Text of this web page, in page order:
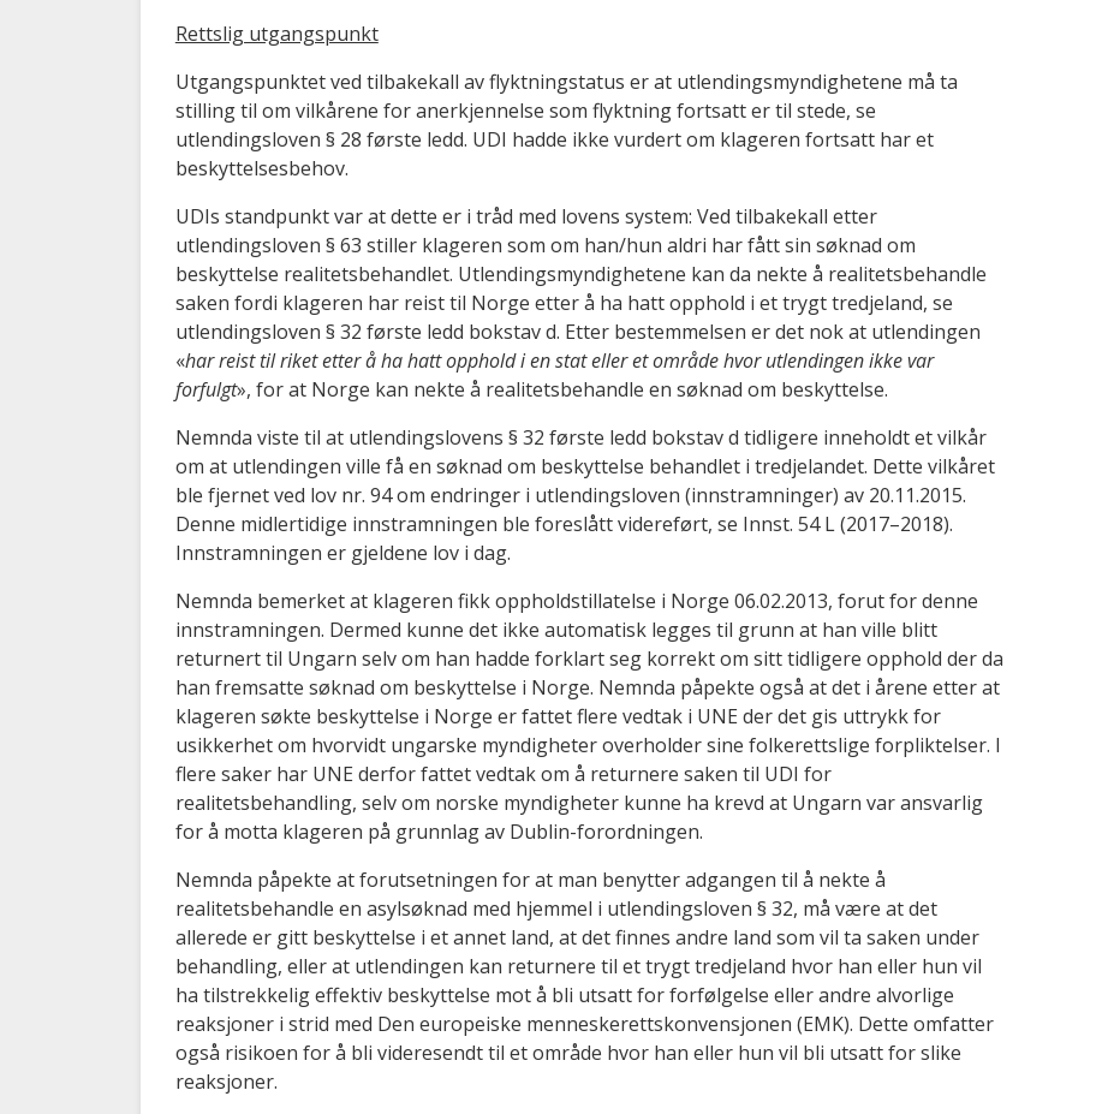
Rettslig utgangspunkt
Utgangspunktet ved tilbakekall av flyktningstatus er at utlendingsmyndighetene må ta
stilling til om vilkårene for anerkjennelse som flyktning fortsatt er til stede, se
utlendingsloven § 28 første ledd. UDI hadde ikke vurdert om klageren fortsatt har et
beskyttelsesbehov.
UDIs standpunkt var at dette er i tråd med lovens system: Ved tilbakekall etter
utlendingsloven § 63 stiller klageren som om han/hun aldri har fått sin søknad om
beskyttelse realitetsbehandlet. Utlendingsmyndighetene kan da nekte å realitetsbehandle
saken fordi klageren har reist til Norge etter å ha hatt opphold i et trygt tredjeland, se
utlendingsloven § 32 første ledd bokstav d. Etter bestemmelsen er det nok at utlendingen
«har reist til riket etter å ha hatt opphold i en stat eller et område hvor utlendingen ikke var
forfulgt», for at Norge kan nekte å realitetsbehandle en søknad om beskyttelse.
Nemnda viste til at utlendingslovens § 32 første ledd bokstav d tidligere inneholdt et vilkår
om at utlendingen ville få en søknad om beskyttelse behandlet i tredjelandet. Dette vilkåret
ble fjernet ved lov nr. 94 om endringer i utlendingsloven (innstramninger) av 20.11.2015.
Denne midlertidige innstramningen ble foreslått videreført, se Innst. 54 L (2017–2018).
Innstramningen er gjeldene lov i dag.
Nemnda bemerket at klageren fikk oppholdstillatelse i Norge 06.02.2013, forut for denne
innstramningen. Dermed kunne det ikke automatisk legges til grunn at han ville blitt
returnert til Ungarn selv om han hadde forklart seg korrekt om sitt tidligere opphold der da
han fremsatte søknad om beskyttelse i Norge. Nemnda påpekte også at det i årene etter at
klageren søkte beskyttelse i Norge er fattet flere vedtak i UNE der det gis uttrykk for
usikkerhet om hvorvidt ungarske myndigheter overholder sine folkerettslige forpliktelser. I
flere saker har UNE derfor fattet vedtak om å returnere saken til UDI for
realitetsbehandling, selv om norske myndigheter kunne ha krevd at Ungarn var ansvarlig
for å motta klageren på grunnlag av Dublin-forordningen.
Nemnda påpekte at forutsetningen for at man benytter adgangen til å nekte å
realitetsbehandle en asylsøknad med hjemmel i utlendingsloven § 32, må være at det
allerede er gitt beskyttelse i et annet land, at det finnes andre land som vil ta saken under
behandling, eller at utlendingen kan returnere til et trygt tredjeland hvor han eller hun vil
ha tilstrekkelig effektiv beskyttelse mot å bli utsatt for forfølgelse eller andre alvorlige
reaksjoner i strid med Den europeiske menneskerettskonvensjonen (EMK). Dette omfatter
også risikoen for å bli videresendt til et område hvor han eller hun vil bli utsatt for slike
reaksjoner.